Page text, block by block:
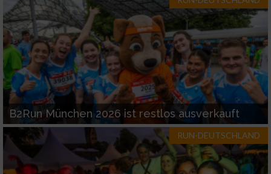
B2Run München 2026 ist restlos ausverkauft
RUN-DEUTSCHLAND
Werbung